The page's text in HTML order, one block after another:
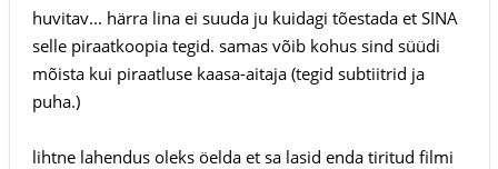
huvitav... härra lina ei suuda ju kuidagi tõestada et SINA
selle piraatkoopia tegid. samas võib kohus sind süüdi
mõista kui piraatluse kaasa-aitaja (tegid subtiitrid ja
puha.)
lihtne lahendus oleks öelda et sa lasid enda tiritud filmi